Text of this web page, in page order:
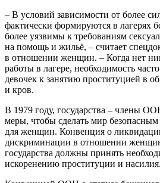
– В условий зависимости от более
фактически формируются в лагерях
более уязвимы к требованиям
на помощь и жильё, – считает
в отношении женщин. – Когда нет
работы в лагере, необходимость
девочек к занятию проституцией в
и кров.
В 1979 году, государства – члены
меры, чтобы сделать мир
для женщин. Конвенция о
дискриминации в отношении
государства должны принять
искоренению проституции и насилия.